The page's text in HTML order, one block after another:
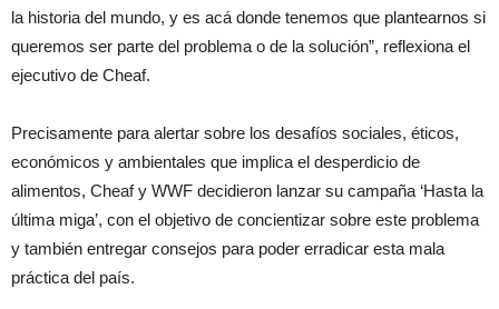
la historia del mundo, y es acá donde tenemos que plantearnos si
queremos ser parte del problema o de la solución”, reflexiona el
ejecutivo de Cheaf.
Precisamente para alertar sobre los desafíos sociales, éticos,
económicos y ambientales que implica el desperdicio de
alimentos, Cheaf y WWF decidieron lanzar su campaña ‘Hasta la
última miga’, con el objetivo de concientizar sobre este problema
y también entregar consejos para poder erradicar esta mala
práctica del país.